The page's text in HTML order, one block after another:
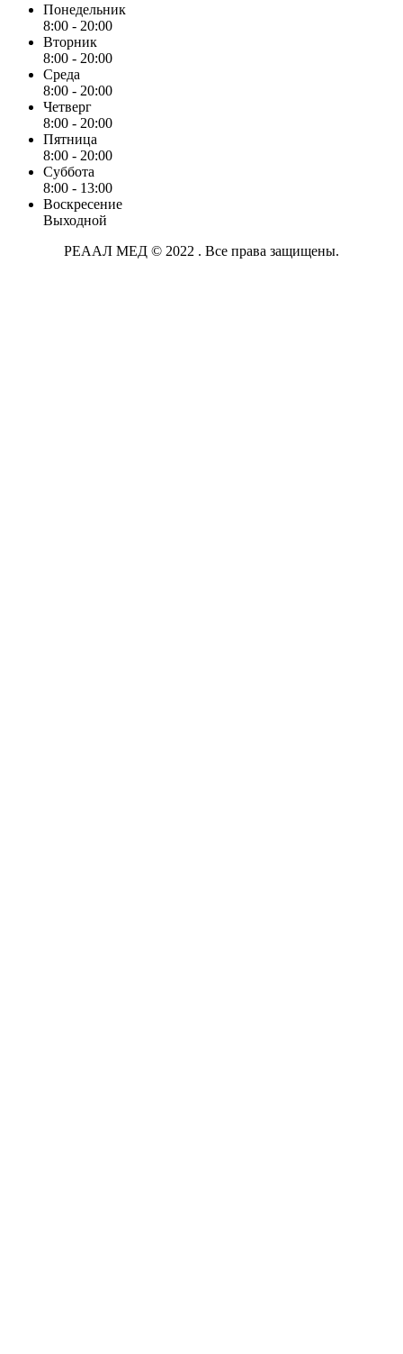
Понедельник
8:00 - 20:00
Вторник
8:00 - 20:00
Среда
8:00 - 20:00
Четверг
8:00 - 20:00
Пятница
8:00 - 20:00
Суббота
8:00 - 13:00
Воскресение
Выходной
РЕААЛ МЕД © 2022 . Все права защищены.